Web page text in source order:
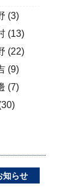
(3)
(13)
(22)
(9)
(7)
知らせ